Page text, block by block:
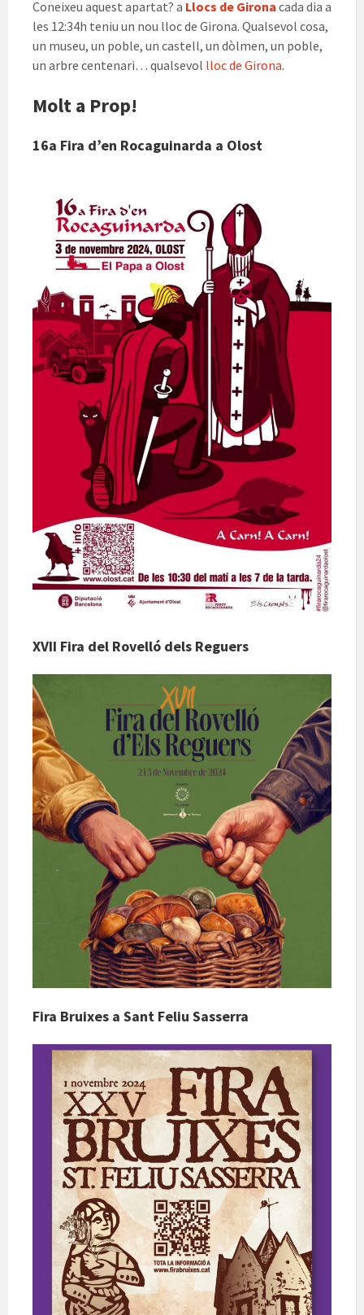
Coneixeu aquest apartat? a Llocs de Girona cada dia a
les 12:34h teniu un nou lloc de Girona. Qualsevol cosa,
un museu, un poble, un castell, un dòlmen, un poble,
un arbre centenari… qualsevol lloc de Girona.
Molt a Prop!
16a Fira d’en Rocaguinarda a Olost
XVII Fira del Rovelló dels Reguers
Fira Bruixes a Sant Feliu Sasserra